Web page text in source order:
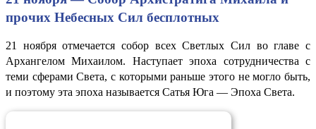
прочих Небесных Сил бесплотных
21 ноября отмечается собор всех Светлых Сил во главе с
Архангелом Михаилом. Наступает эпоха сотрудничества с
теми сферами Света, с которыми раньше этого не могло быть,
и поэтому эта эпоха называется Сатья Юга — Эпоха Света.